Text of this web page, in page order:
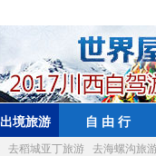
出境旅游 自 由 行
去稻城亚丁旅游 去海螺沟旅